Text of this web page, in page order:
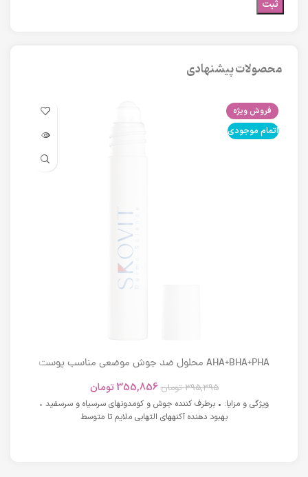
محصولات پیشنهادی
فروش ویژه
اتمام موجودی
AHA+BHA+PHA محلول ضد جوش موضعی مناسب پوست
395,395 تومان 355,856 تومان
ویژگی و مزایا: • برطرف کننده جوش و کومدونهای سرسیاه و سرسفید •
بهبود دهنده آکنههای التهابی ملایم تا متوسط